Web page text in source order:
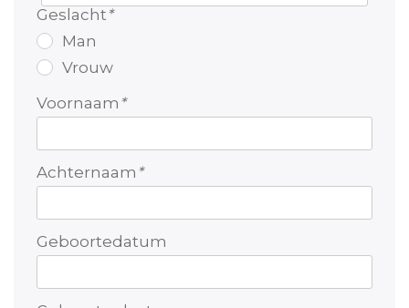
Geslacht*
Man
Vrouw
Voornaam *
Achternaam *
Geboortedatum